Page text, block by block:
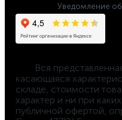
Уведомление
касающаяся
складе, стоимости
характер и ни при
публичной офертой,